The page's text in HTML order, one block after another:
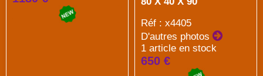
Réf : x4405
D'autres photos
1 article en stock
650 €